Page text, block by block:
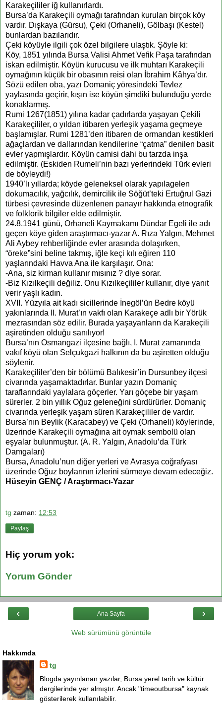
Karakeçililer iğ kullanırlardı.
Bursa’da Karakeçili oymağı tarafından kurulan birçok köy
vardır. Dışkaya (Gürsu), Çeki (Orhaneli), Gölbaşı (Kestel)
bunlardan bazılarıdır.
Çeki köyüyle ilgili çok özel bilgilere ulaştık. Şöyle ki:
Köy, 1851 yılında Bursa Valisi Ahmet Vefik Paşa tarafından
iskan edilmiştir. Köyün kurucusu ve ilk muhtarı Karakeçili
oymağının küçük bir obasının reisi olan İbrahim Kâhya’dır.
Sözü edilen oba, yazı Domaniç yöresindeki Tevlez
yaylasında geçirir, kışın ise köyün şimdiki bulunduğu yerde
konaklarmış.
Rumi 1267(1851) yılına kadar çadırlarda yaşayan Çekili
Karakeçililer, o yıldan itibaren yerleşik yaşama geçmeye
başlamışlar. Rumi 1281’den itibaren de ormandan kestikleri
ağaçlardan ve dallarından kendilerine “çatma” denilen basit
evler yapmışlardır. Köyün camisi dahi bu tarzda inşa
edilmiştir. (Eskiden Rumeli’nin bazı yerlerindeki Türk evleri
de böyleydi!)
1940’lı yıllarda; köyde geleneksel olarak yapılagelen
dokumacılık, yağcılık, demircilik ile Söğüt’teki Ertuğrul Gazi
türbesi çevresinde düzenlenen panayır hakkında etnografik
ve folklorik bilgiler elde edilmiştir.
24.8.1941 günü, Orhaneli Kaymakamı Dündar Egeli ile adı
geçen köye giden araştırmacı-yazar A. Rıza Yalgın, Mehmet
Ali Aybey rehberliğinde evler arasında dolaşırken,
“öreke”sini beline takmış, iğle keçi kılı eğiren 110
yaşlarındaki Havva Ana ile karşılaşır. Ona:
-Ana, siz kirman kullanır mısınız ? diye sorar.
-Biz Kızılkeçili değiliz. Onu Kızılkeçililer kullanır, diye yanıt
verir yaşlı kadın.
XVII. Yüzyıla ait kadı sicillerinde İnegöl’ün Bedre köyü
yakınlarında II. Murat’ın vakfı olan Karakeçe adlı bir Yörük
mezrasından söz edilir. Burada yaşayanların da Karakeçili
aşiretinden olduğu sanılıyor!
Bursa’nın Osmangazi ilçesine bağlı, I. Murat zamanında
vakıf köyü olan Selçukgazi halkının da bu aşiretten olduğu
söylenir.
Karakeçililer’den bir bölümü Balıkesir’in Dursunbey ilçesi
civarında yaşamaktadırlar. Bunlar yazın Domaniç
taraflarındaki yaylalara göçerler. Yarı göçebe bir yaşam
sürerler. 2 bin yıllık Oğuz geleneğini sürdürürler. Domaniç
civarında yerleşik yaşam süren Karakeçililer de vardır.
Bursa’nın Beylik (Karacabey) ve Çeki (Orhaneli) köylerinde,
üzerinde Karakeçili oymağına ait oymak sembolü olan
eşyalar bulunmuştur. (A. R. Yalgın, Anadolu’da Türk
Damgaları)
Bursa, Anadolu’nun diğer yerleri ve Avrasya coğrafyası
üzerinde Oğuz boylarının izlerini sürmeye devam edeceğiz.
Hüseyin GENÇ / Araştırmacı-Yazar
tg zaman: 12:53
Paylaş
Hiç yorum yok:
Yorum Gönder
‹ ›
Ana Sayfa
Web sürümünü görüntüle
Hakkımda
tg
Blogda yayınlanan yazılar, Bursa yerel tarih ve kültür
dergilerinde yer almıştır. Ancak "timeoutbursa" kaynak
gösterilerek kullanılabilir.